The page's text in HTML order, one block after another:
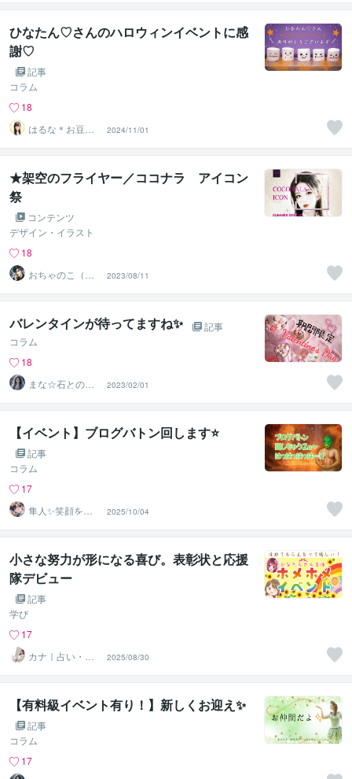
ひなたん♡さんのハロウィンイベントに感
謝♡
記事
コラム
18
はるな＊お豆腐
メンタルさんの
味方
2024/11/01
★架空のフライヤー／ココナラ アイコン
祭
コンテンツ
デザイン・イラスト
18
おちゃのこ（御
茶乃子祭々）
2023/08/11
バレンタインが待ってますね✨
記事
コラム
18
まな☆石との絆
を整える占い師
＆セラピスト
2023/02/01
【イベント】ブログバトン回します⭐
記事
コラム
17
隼人✨笑顔を運
ぶ占い師
2025/10/04
小さな努力が形になる喜び。表彰状と応援
隊デビュー
記事
学び
17
カナ｜占い・ス
ピ系専門制作代
行
2025/08/30
【有料級イベント有り！】新しくお迎え✨
記事
コラム
17